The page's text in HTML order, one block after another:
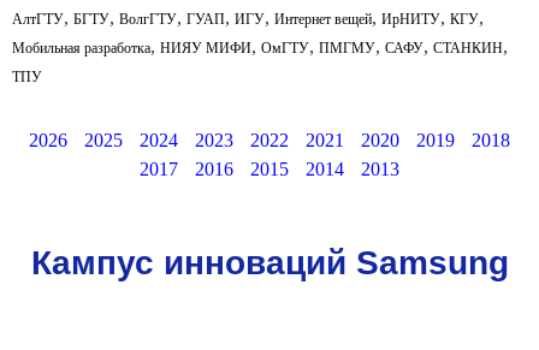
АлтГТУ, БГТУ, ВолгГТУ, ГУАП, ИГУ, Интернет вещей, ИрНИТУ, КГУ,
Мобильная разработка, НИЯУ МИФИ, ОмГТУ, ПМГМУ, САФУ, СТАНКИН,
ТПУ
2026 2025 2024 2023 2022 2021 2020 2019
2018
2017
2016 2015 2014 2013
Кампус инноваций Samsung